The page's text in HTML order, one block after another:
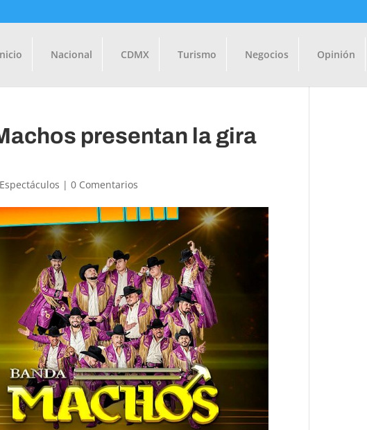
Nacional CDMX Turismo Negocios Opinión
presentan la gira
Espectáculos |0 Comentarios